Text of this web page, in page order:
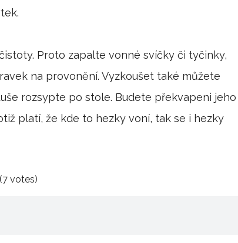
Proto zapalte vonné svíčky či tyčinky,
na provonění. Vyzkoušet také můžete
rozsypte po stole. Budete překvapeni jeho
platí, že kde to hezky voní, tak se i hezky
votes)